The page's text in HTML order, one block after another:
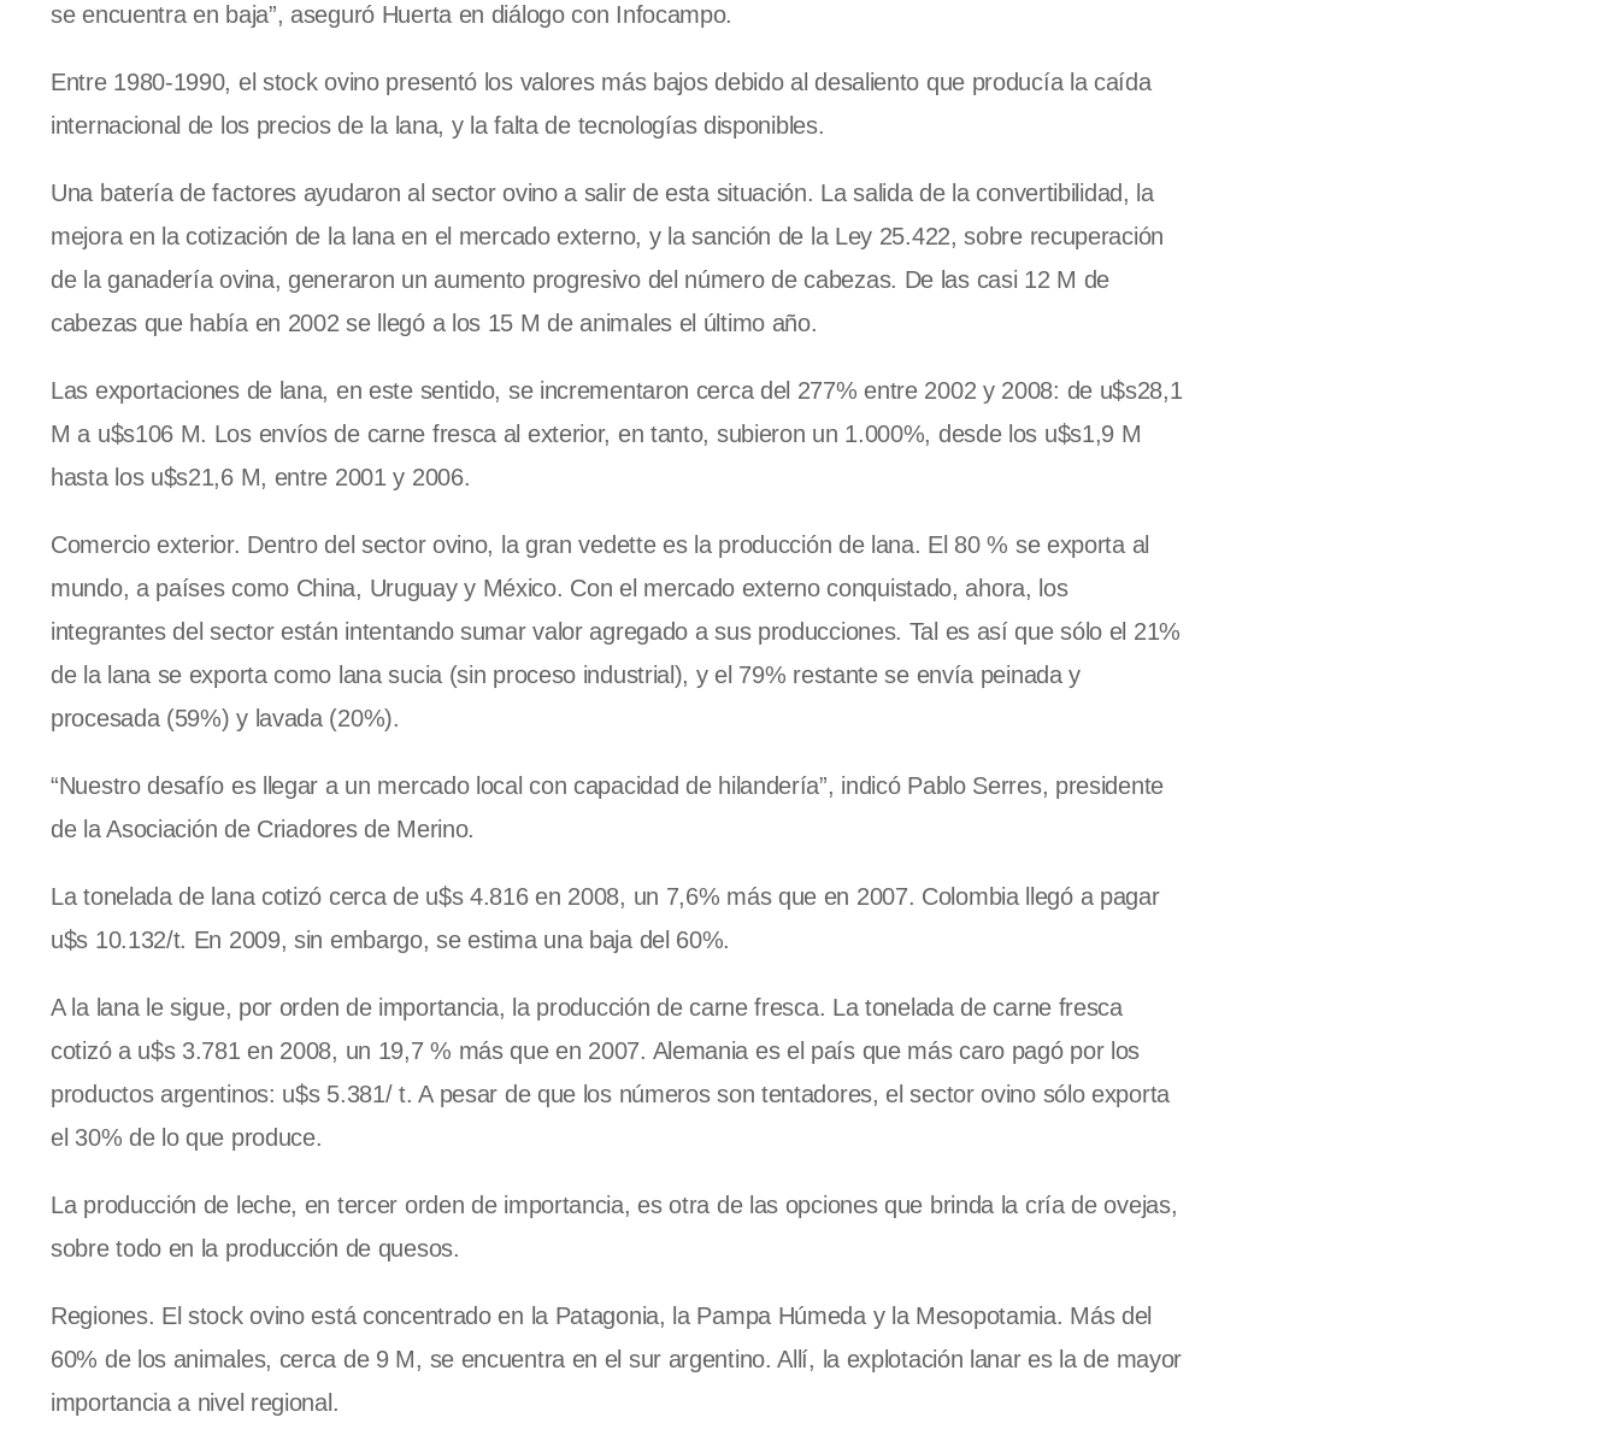
se encuentra en baja”, aseguró Huerta en diálogo con Infocampo.
Entre 1980-1990, el stock ovino presentó los valores más bajos debido al desaliento que producía la caída
internacional de los precios de la lana, y la falta de tecnologías disponibles.
Una batería de factores ayudaron al sector ovino a salir de esta situación. La salida de la convertibilidad, la
mejora en la cotización de la lana en el mercado externo, y la sanción de la Ley 25.422, sobre recuperación
de la ganadería ovina, generaron un aumento progresivo del número de cabezas. De las casi 12 M de
cabezas que había en 2002 se llegó a los 15 M de animales el último año.
Las exportaciones de lana, en este sentido, se incrementaron cerca del 277% entre 2002 y 2008: de u$s28,1
M a u$s106 M. Los envíos de carne fresca al exterior, en tanto, subieron un 1.000%, desde los u$s1,9 M
hasta los u$s21,6 M, entre 2001 y 2006.
Comercio exterior. Dentro del sector ovino, la gran vedette es la producción de lana. El 80 % se exporta al
mundo, a países como China, Uruguay y México. Con el mercado externo conquistado, ahora, los
integrantes del sector están intentando sumar valor agregado a sus producciones. Tal es así que sólo el 21%
de la lana se exporta como lana sucia (sin proceso industrial), y el 79% restante se envía peinada y
procesada (59%) y lavada (20%).
“Nuestro desafío es llegar a un mercado local con capacidad de hilandería”, indicó Pablo Serres, presidente
de la Asociación de Criadores de Merino.
La tonelada de lana cotizó cerca de u$s 4.816 en 2008, un 7,6% más que en 2007. Colombia llegó a pagar
u$s 10.132/t. En 2009, sin embargo, se estima una baja del 60%.
A la lana le sigue, por orden de importancia, la producción de carne fresca. La tonelada de carne fresca
cotizó a u$s 3.781 en 2008, un 19,7 % más que en 2007. Alemania es el país que más caro pagó por los
productos argentinos: u$s 5.381/ t. A pesar de que los números son tentadores, el sector ovino sólo exporta
el 30% de lo que produce.
La producción de leche, en tercer orden de importancia, es otra de las opciones que brinda la cría de ovejas,
sobre todo en la producción de quesos.
Regiones. El stock ovino está concentrado en la Patagonia, la Pampa Húmeday la Mesopotamia. Másdel
60% de los animales, cerca de 9 M, se encuentra en el sur argentino. Allí, la explotación lanar es la de mayor
importancia a nivel regional.